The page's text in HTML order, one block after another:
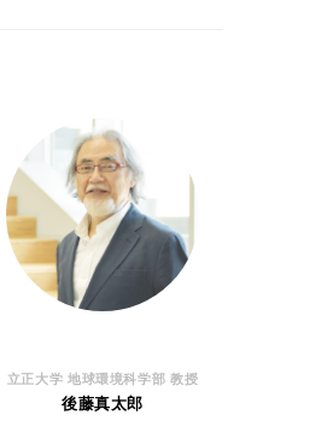
立正大学 地球環境科学部 教授
後藤真太郎